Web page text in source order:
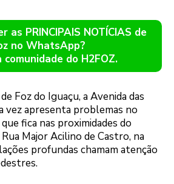
as PRINCIPAIS NOTÍCIAS de
no WhatsApp?
comunidade do H2FOZ.
Foz do Iguaçu, a Avenida das
vez apresenta problemas no
fica nas proximidades do
Major Acilino de Castro, na
profundas chamam atenção